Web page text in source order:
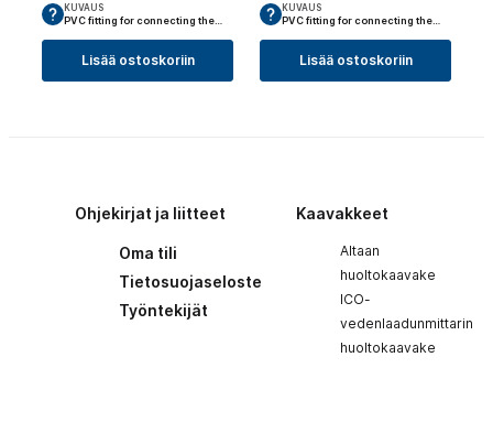
KUVAUS
PVC fitting for connecting the…
Lisää ostoskoriin
KUVAUS
PVC fitting for connecting the…
Lisää ostoskoriin
Ohjekirjat ja liitteet
Oma tili
Tietosuojaseloste
Työntekijät
Kaavakkeet
Altaan
huoltokaavake
ICO-
vedenlaadunmittarin
huoltokaavake